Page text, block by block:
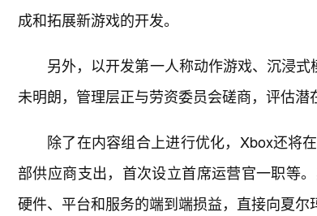
成和拓展新游戏的开发。
另外，以开发第一人称动作游戏、沉浸
未明朗，管理层正与劳资委员会磋商，评估潜
除了在内容组合上进行优化，Xbox还将
部供应商支出，首次设立首席运营官一职等
硬件、平台和服务的端到端损益，直接向夏尔